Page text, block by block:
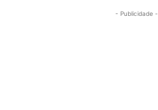
- Publicidade -